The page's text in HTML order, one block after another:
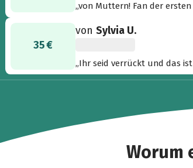
„von Muttern! Fan der
35 €
vonSylvia U.
„Ihr seid verrückt und das
Worum